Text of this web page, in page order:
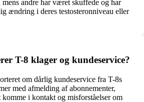
mens andre har været skuffede og har
ændring i deres testosteronniveau eller
T-8 klager og kundeservice?
om dårlig kundeservice fra T-8s
med afmelding af abonnementer,
i kontakt og misforståelser om